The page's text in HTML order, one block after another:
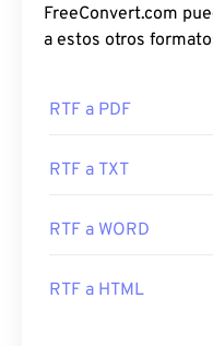
FreeConvert.com
a estos otros
RTF a PDF
RTF a TXT
RTF a WORD
RTF a HTML